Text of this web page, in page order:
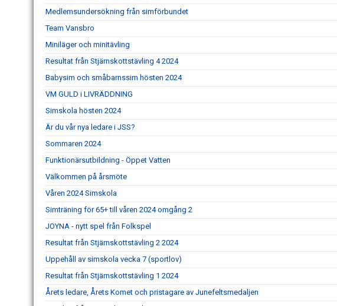
Medlemsundersökning från simförbundet
Team Vansbro
Miniläger och minitävling
Resultat från Stjärnskottstävling 4 2024
Babysim och småbarnssim hösten 2024
VM GULD i LIVRÄDDNING
Simskola hösten 2024
Är du vår nya ledare i JSS?
Sommaren 2024
Funktionärsutbildning - Öppet Vatten
Välkommen på årsmöte
Våren 2024 Simskola
Simträning för 65+ till våren 2024 omgång 2
JOYNA - nytt spel från Folkspel
Resultat från Stjärnskottstävling 2 2024
Uppehåll av simskola vecka 7 (sportlov)
Resultat från Stjärnskottstävling 1 2024
Årets ledare, Årets Komet och pristagare av Junefeltsmedaljen